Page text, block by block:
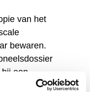
van het
bewaren.
een